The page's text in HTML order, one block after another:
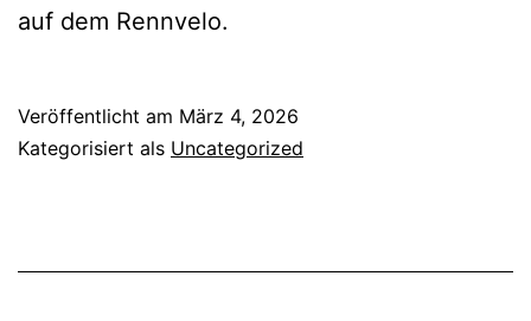
auf dem Rennvelo.
Veröffentlicht am März 4, 2026
Kategorisiert als Uncategorized